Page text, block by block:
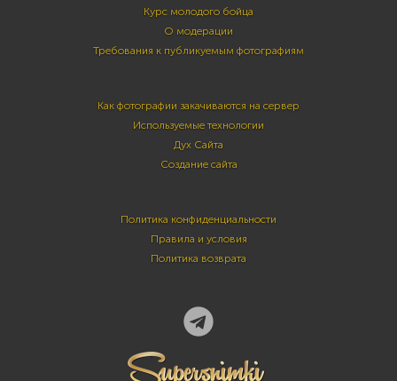
Курс молодого бойца
О модерации
Требования к публикуемым фотографиям
Как фотографии закачиваются на сервер
Используемые технологии
Дух Сайта
Создание сайта
Политика конфиденциальности
Правила и условия
Политика возврата